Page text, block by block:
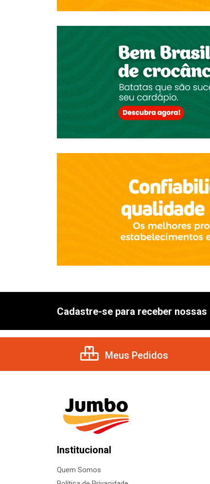
Cadastre-se para receber
Meus Pedidos
Institucional
Quem Somos